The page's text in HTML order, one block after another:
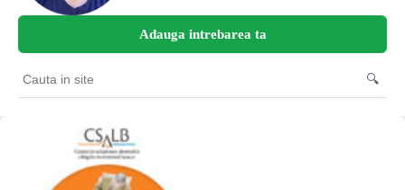
Adauga intrebarea ta
Cauta
in
🔍